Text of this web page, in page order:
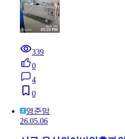
339
0
4
0
영준맘
26.05.06